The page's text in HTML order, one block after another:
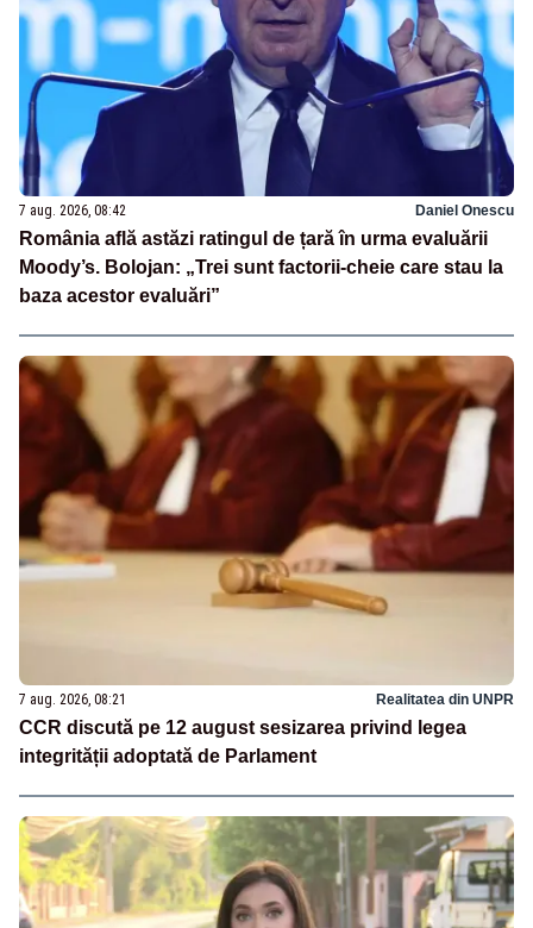
7 aug. 2026, 08:42 Daniel Onescu
România află astăzi ratingul de țară în urma evaluării
Moody’s. Bolojan: „Trei sunt factorii-cheie care stau la
baza acestor evaluări”
7 aug. 2026, 08:21 Realitatea din UNPR
CCR discută pe 12 august sesizarea privind legea
integrității adoptată de Parlament